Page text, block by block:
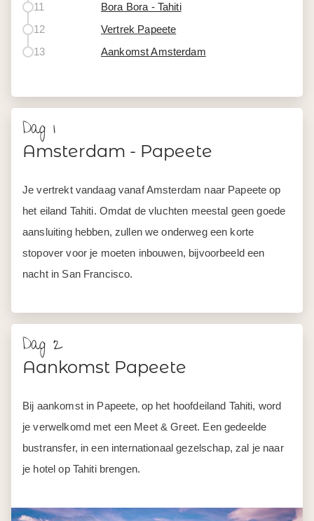
11
Bora Bora - Tahiti
12
Vertrek Papeete
13
Aankomst Amsterdam
Dag 1
Amsterdam - Papeete
Je vertrekt vandaag vanaf Amsterdam naar Papeete op
het eiland Tahiti. Omdat de vluchten meestal geen goede
aansluiting hebben, zullen we onderweg een korte
stopover voor je moeten inbouwen, bijvoorbeeld een
nacht in San Francisco.
Dag 2
Aankomst Papeete
Bij aankomst in Papeete, op het hoofdeiland Tahiti, word
je verwelkomd met een Meet & Greet. Een gedeelde
bustransfer, in een internationaal gezelschap, zal je naar
je hotel op Tahiti brengen.